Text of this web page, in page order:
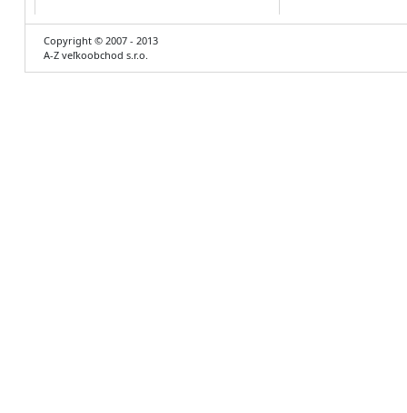
Copyright © 2007 - 2013
A-Z veľkoobchod s.r.o.